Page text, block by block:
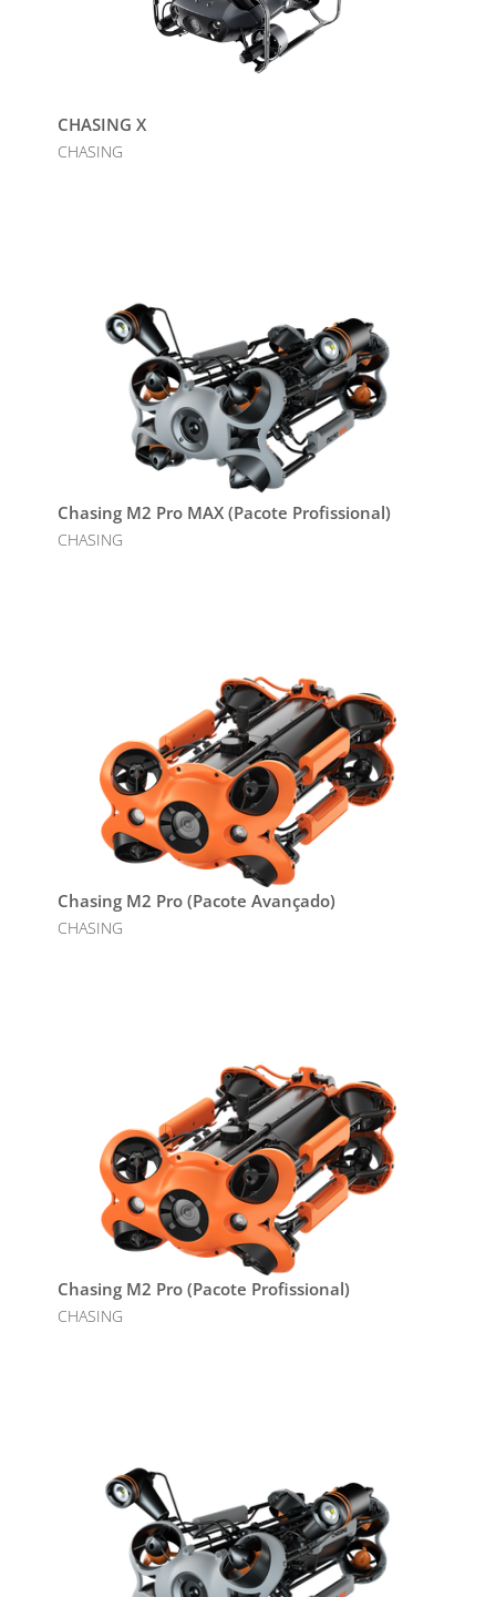
CHASING X
CHASING
Chasing M2 Pro MAX (Pacote Profissional)
CHASING
Chasing M2 Pro (Pacote Avançado)
CHASING
Chasing M2 Pro (Pacote Profissional)
CHASING